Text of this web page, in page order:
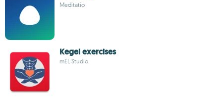
Meditatio
Kegel exercises
mEL Studio